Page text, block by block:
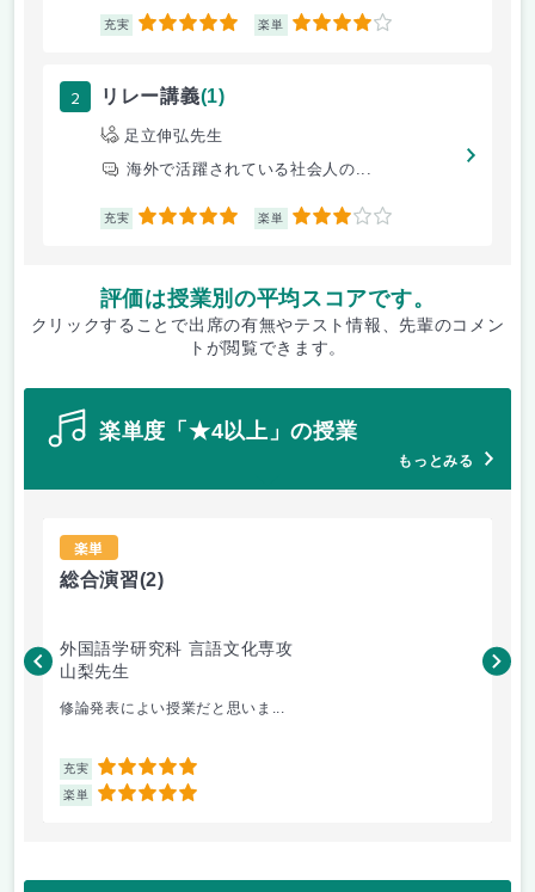
充実 5 楽単 4
2 リレー講義(1)
足立伸弘先生
海外で活躍されている社会人の...
充実 5 楽単 3
評価は授業別の平均スコアです。
クリックすることで出席の有無やテスト情報、先輩のコメン
トが閲覧できます。
楽単度「★4以上」の授業
もっとみる
楽単
総合演習(2)
外国語学研究科 言語文化専攻
山梨先生
修論発表によい授業だと思いま...
充実 5
楽単 5
山